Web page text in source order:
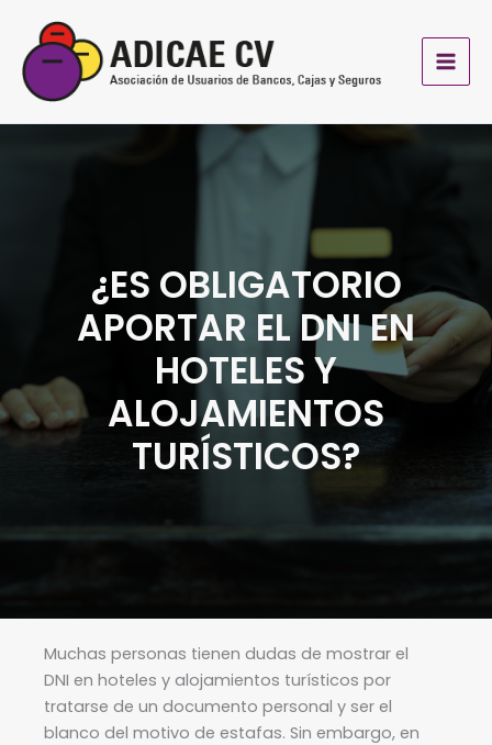
contenido
¿ES OBLIGATORIO
APORTAR EL DNI EN
HOTELES Y
ALOJAMIENTOS
TURÍSTICOS?
Muchas personas tienen dudas de mostrar el
DNI en hoteles y alojamientos turísticos por
tratarse de un documento personal y ser el
blanco del motivo de estafas. Sin embargo, en